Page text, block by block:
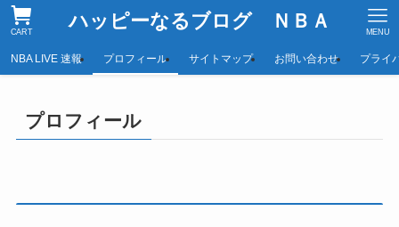
ハッピーなるブログ ＮＢＡ
CART MENU
NBA LIVE 速報 プロフィール サイトマップ お問い合わせ プライ
プロフィール